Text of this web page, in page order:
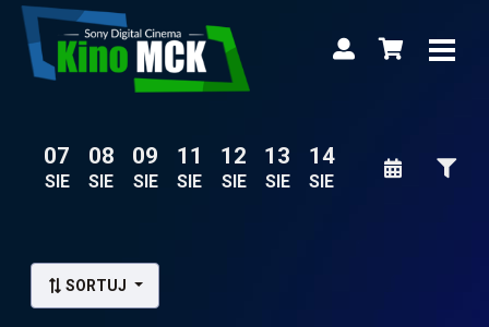
07
SIE
08
SIE
09
SIE
11
SIE
12
SIE
13
SIE
14
SIE
Lista wydarzeń:
SORTUJ